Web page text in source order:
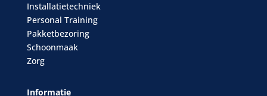
Installatietechniek
Personal Training
Pakketbezoring
Schoonmaak
Zorg
Informatie